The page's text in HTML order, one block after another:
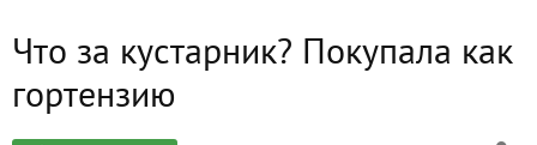
Что за кустарник? Покупала как
гортензию